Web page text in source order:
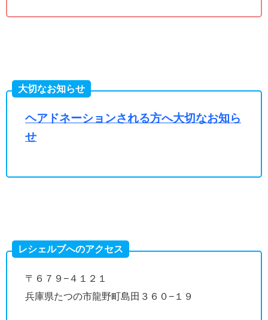
大切なお知らせ
ヘアドネーションされる方へ大切なお知ら
せ
レシェルブへのアクセス
〒６７９−４１２１
兵庫県たつの市龍野町島田３６０−１９